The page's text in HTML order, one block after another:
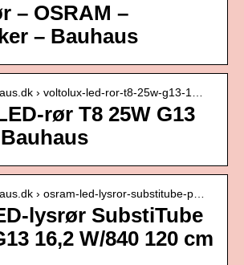
– OSRAM –
– Bauhaus
› voltolux-led-ror-t8-25w-g13-1…
rør T8 25W G13
› osram-led-lysror-substitube-p…
lysrør SubstiTube
16,2 W/840 120 cm